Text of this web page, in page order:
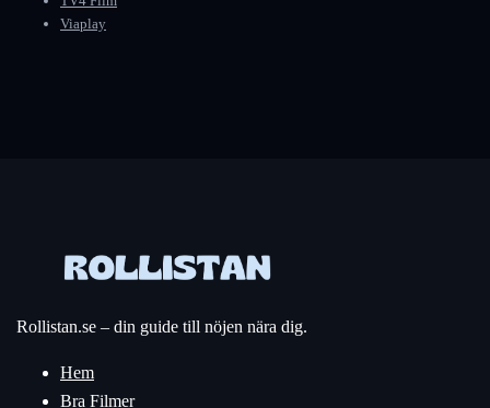
Viaplay
Rollistan.se – din guide till nöjen nära dig.
Hem
Bra Filmer